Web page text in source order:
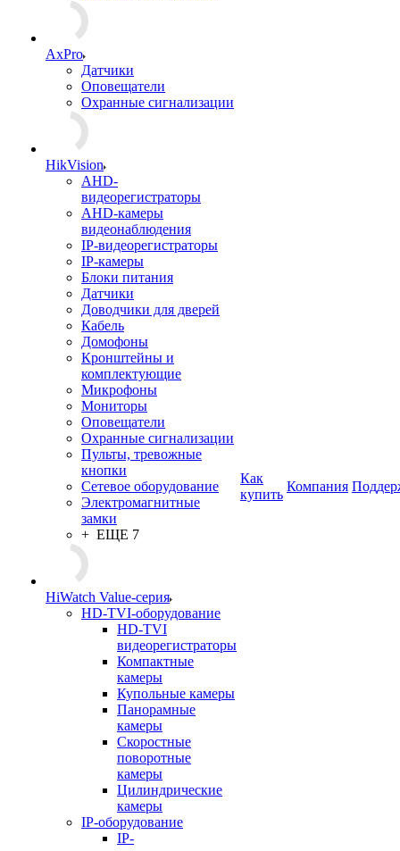
AxPro
Датчики
Оповещатели
Охранные сигнализации
HikVision
AHD-
видеорегистраторы
AHD-камеры
видеонаблюдения
IP-видеорегистраторы
IP-камеры
Блоки питания
Датчики
Доводчики для дверей
Кабель
Домофоны
Кронштейны и
комплектующие
Микрофоны
Мониторы
Оповещатели
Охранные сигнализации
Пульты, тревожные
кнопки
Сетевое оборудование
Электромагнитные
замки
+ ЕЩЕ 7
HiWatch Value-серия
HD-TVI-оборудование
HD-TVI
видеорегистраторы
Компактные
камеры
Купольные камеры
Панорамные
камеры
Скоростные
поворотные
камеры
Цилиндрические
камеры
IP-оборудование
IP-
Как
купить
Компания